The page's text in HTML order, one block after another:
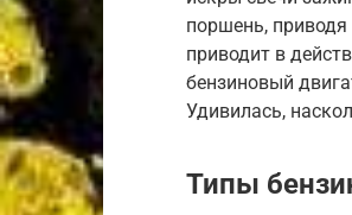
поршень,
приводит в
бензиновый
Удивилась,
Типы